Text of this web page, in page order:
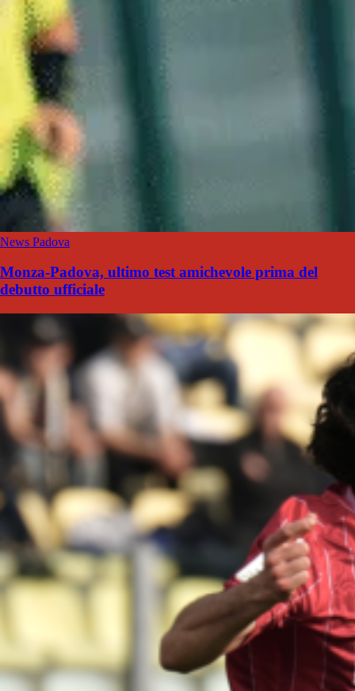
News Padova
Monza-Padova, ultimo test amichevole prima del
debutto ufficiale